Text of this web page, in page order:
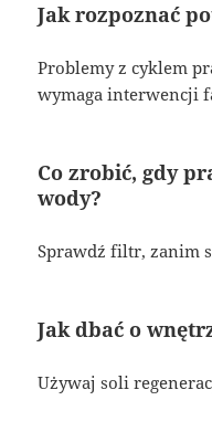
Jak rozpoznać
Problemy z cyklem
wymaga interwencji
Co zrobić, gdy
wody?
Sprawdź filtr, zanim
Jak dbać o
Używaj soli